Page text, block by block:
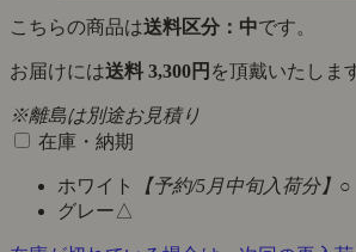
こちらの商品は送料区分：中です。
お届けには送料 3,300円 を頂戴いたしま
※離島は別途お見積り
在庫・納期
ホワイト 【予約/5月中旬入荷分】 ○
グレー△